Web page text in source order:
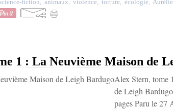
fiction, animaux, violence, torture, écologie,
1 : La Neuvième Maison de
Alex Stern, tome
de Leigh
pages Paru le 27